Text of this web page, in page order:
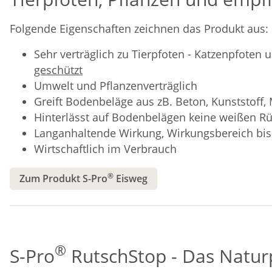
Folgende Eigenschaften zeichnen das Produkt aus:
Sehr verträglich zu Tierpfoten - Katzenpfoten
geschützt
Umwelt und Pflanzenverträglich
Greift Bodenbeläge aus zB. Beton,
Hinterlässt auf Bodenbelägen keine weißen
Langanhaltende Wirkung, Wirkungsbereich bis
Wirtschaftlich im Verbrauch
Zum Produkt S-Pro® Eisweg
S-Pro® RutschStop - Das